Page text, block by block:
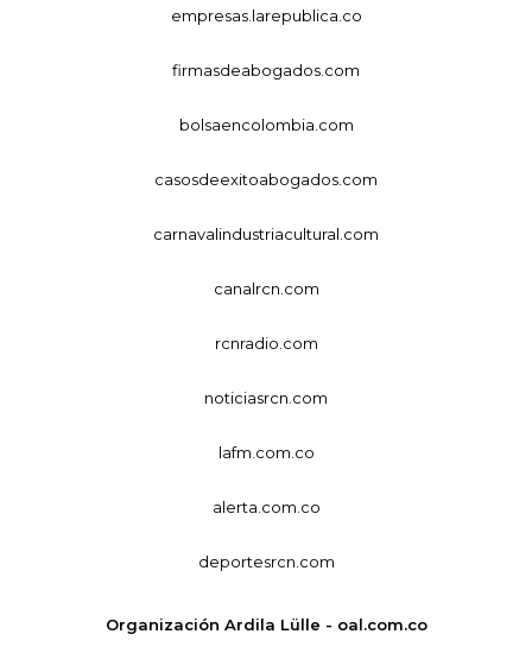
empresas.larepublica.co
firmasdeabogados.com
bolsaencolombia.com
casosdeexitoabogados.com
carnavalindustriacultural.com
canalrcn.com
rcnradio.com
noticiasrcn.com
lafm.com.co
alerta.com.co
deportesrcn.com
Organización Ardila Lülle - oal.com.co